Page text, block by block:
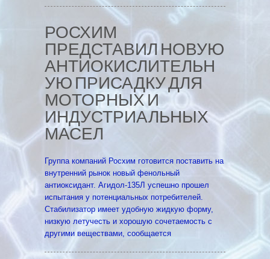
РОСХИМ
ПРЕДСТАВИЛ НОВУЮ
АНТИОКИСЛИТЕЛЬН
УЮ ПРИСАДКУ ДЛЯ
МОТОРНЫХ И
ИНДУСТРИАЛЬНЫХ
МАСЕЛ
Группа компаний Росхим готовится поставить на
внутренний рынок новый фенольный
антиоксидант. Агидол-135Л успешно прошел
испытания у потенциальных потребителей.
Стабилизатор имеет удобную жидкую форму,
низкую летучесть и хорошую сочетаемость с
другими веществами, сообщается